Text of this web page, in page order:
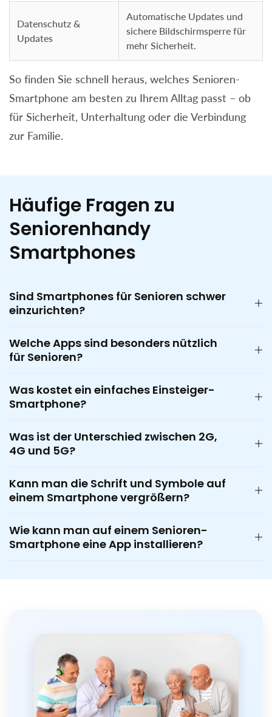
Datenschutz &
Updates
Automatische Updates und
sichere Bildschirmsperre für
mehr Sicherheit.
So finden Sie schnell heraus, welches Senioren-
Smartphone am besten zu Ihrem Alltag passt – ob
für Sicherheit, Unterhaltung oder die Verbindung
zur Familie.
Häufige Fragen zu
Seniorenhandy
Smartphones
Sind Smartphones für Senioren schwer
einzurichten?
Welche Apps sind besonders nützlich
für Senioren?
Was kostet ein einfaches Einsteiger-
Smartphone?
Was ist der Unterschied zwischen 2G,
4G und 5G?
Kann man die Schrift und Symbole auf
einem Smartphone vergrößern?
Wie kann man auf einem Senioren-
Smartphone eine App installieren?